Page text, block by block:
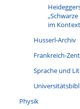
im Kontext
Husserl-Archiv
Frankreich-
Sprache und
Physik